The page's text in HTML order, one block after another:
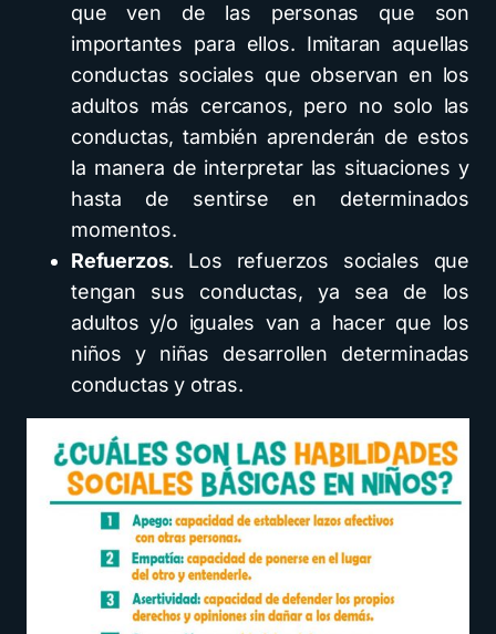
que ven de las personas que son
importantes para ellos. Imitaran aquellas
conductas sociales que observan en los
adultos más cercanos, pero no solo las
conductas, también aprenderán de estos
la manera de interpretar las situaciones y
hasta de sentirse en determinados
momentos.
Refuerzos. Los refuerzos sociales que
tengan sus conductas, ya sea de los
adultos y/o iguales van a hacer que los
niños y niñas desarrollen determinadas
conductas y otras.